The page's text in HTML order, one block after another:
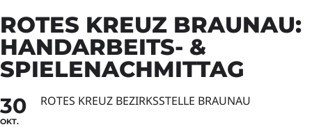
ROTES KREUZ BRAUNAU:
HANDARBEITS- &
SPIELENACHMITTAG
30
OKT.
ROTES KREUZ BEZIRKSSTELLE BRAUNAU